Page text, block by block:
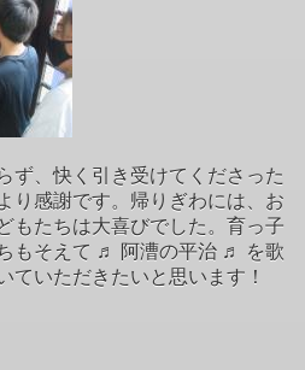
ず、快く引き受けてくださった
り感謝です。帰りぎわには、お
もたちは大喜びでした。育っ子
もそえて ♬ 阿漕の平治 ♬ を歌
ていただきたいと思います！